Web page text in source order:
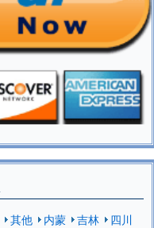
其他 内蒙 吉林
四川